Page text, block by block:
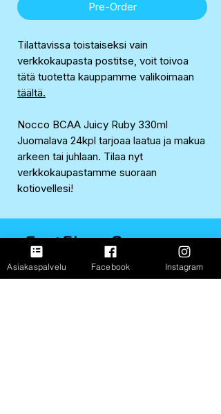
Pre-Order
Tilattavissa toistaiseksi vain
verkkokaupasta postitse, voit toivoa
tätä tuotetta kauppamme valikoimaan
täältä.
Nocco BCAA Juicy Ruby 330ml
Juomalava 24kpl tarjoaa laatua ja makua
arkeen tai juhlaan. Tilaa nyt
verkkokaupastamme suoraan
kotiovellesi!
FastShop Oy
3237108-4
Asiakaspalvelu Facebook Instagram